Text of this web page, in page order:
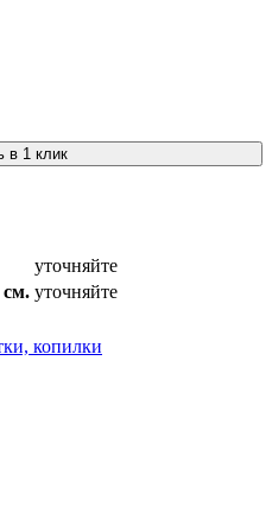
в 1 клик
уточняйте
уточняйте
копилки